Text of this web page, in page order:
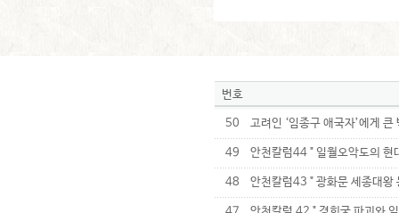
번호
50 고려인 ‘임종구 애국자’에게 큰
49 안천칼럼44 " 일월오악도의 현
48 안천칼럼43 " 광화문 세종대